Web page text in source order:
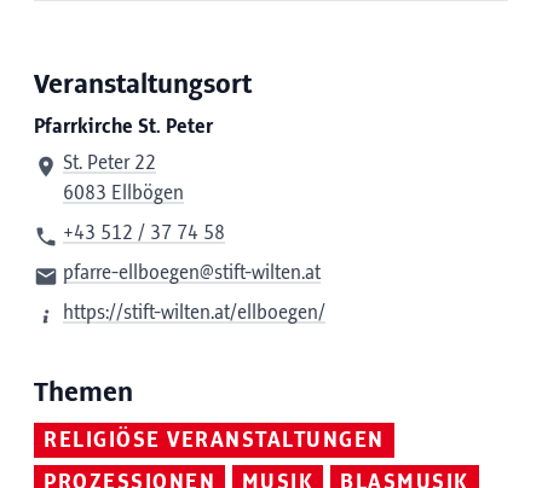
Veranstaltungsort
Pfarrkirche St. Peter
St. Peter 22
6083 Ellbögen
+43 512 / 37 74 58
pfarre-ellboegen@stift-wilten.at
https://stift-wilten.at/ellboegen/
Themen
RELIGIÖSE VERANSTALTUNGEN
PROZESSIONEN
MUSIK BLASMUSIK